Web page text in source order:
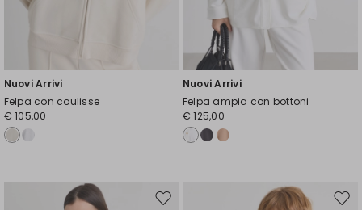
Nuovi Arrivi
Felpa con coulisse
€ 105,00
Nuovi Arrivi
Felpa ampia con bottoni
€ 125,00
Sposta